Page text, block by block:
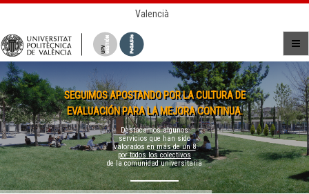
Valencià
SEGUIMOS APOSTANDO POR LA CULTURA DE
EVALUACIÓN PARA LA MEJORA CONTINUA.
Destacamos algunos
servicios que han sido
valorados enmás de un 8
por todos los colectivos
de la comunidad universitaria